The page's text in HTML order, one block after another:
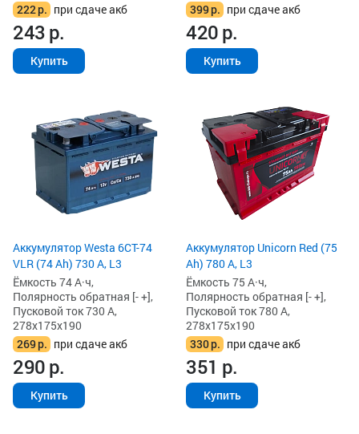
222р. при сдаче акб
243р.
Купить
399р. при сдаче акб
420р.
Купить
Аккумулятор Westa 6СТ-74
VLR (74 Ah) 730 А, L3
Ёмкость 74 А·ч,
Полярность обратная [- +],
Пусковой ток 730 А,
278x175x190
269р. при сдаче акб
290р.
Купить
Аккумулятор Unicorn Red (75
Ah) 780 А, L3
Ёмкость 75 А·ч,
Полярность обратная [- +],
Пусковой ток 780 А,
278x175x190
330р. при сдаче акб
351 р.
Купить